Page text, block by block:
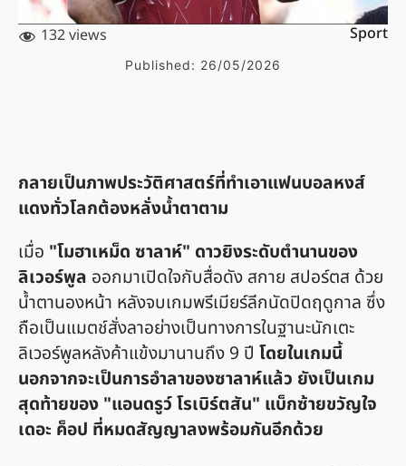
132 views Sport
Published: 26/05/2026
กลายเป็นภาพประวัติศาสตร์ที่ทำเอาแฟนบอลหงส์
แดงทั่วโลกต้องหลั่งน้ำตาตาม
เมื่อ "โมฮาเหม็ด ซาลาห์" ดาวยิงระดับตำนานของ
ลิเวอร์พูล ออกมาเปิดใจกับสื่อดัง สกาย สปอร์ตส ด้วย
น้ำตานองหน้า หลังจบเกมพรีเมียร์ลีกนัดปิดฤดูกาล ซึ่ง
ถือเป็นแมตช์สั่งลาอย่างเป็นทางการในฐานะนักเตะ
ลิเวอร์พูลหลังค้าแข้งมานานถึง 9 ปี โดยในเกมนี้
นอกจากจะเป็นการอำลาของซาลาห์แล้ว ยังเป็นเกม
สุดท้ายของ "แอนดรูว์ โรเบิร์ตสัน" แบ็กซ้ายขวัญใจ
เดอะ ค็อป ที่หมดสัญญาลงพร้อมกันอีกด้วย